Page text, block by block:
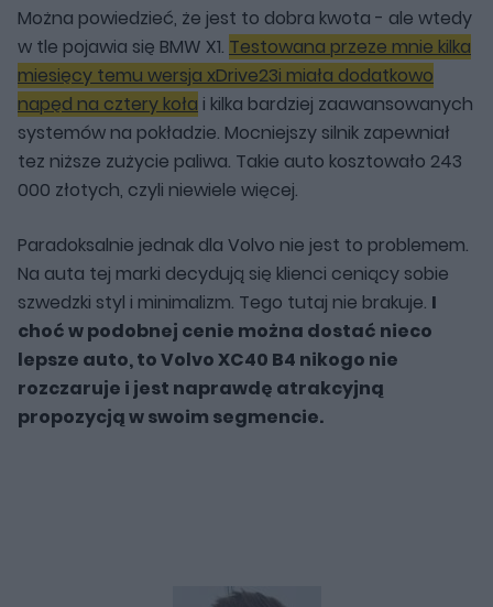
Można powiedzieć, że jest to dobra kwota - ale wtedy
w tle pojawia się BMW X1. Testowana przeze mnie kilka
miesięcy temu wersja xDrive23i miała dodatkowo
napęd na cztery koła i kilka bardziej zaawansowanych
systemów na pokładzie. Mocniejszy silnik zapewniał
tez niższe zużycie paliwa. Takie auto kosztowało 243
000 złotych, czyli niewiele więcej.
Paradoksalnie jednak dla Volvo nie jest to problemem.
Na auta tej marki decydują się klienci ceniący sobie
szwedzki styl i minimalizm. Tego tutaj nie brakuje. I
choć w podobnej cenie można dostać nieco
lepsze auto, to Volvo XC40 B4 nikogo nie
rozczaruje i jest naprawdę atrakcyjną
propozycją w swoim segmencie.